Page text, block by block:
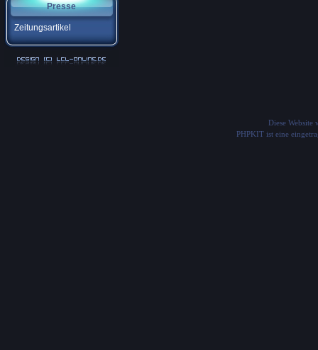
Presse
Zeitungsartikel
Diese Website
PHPKIT ist eine